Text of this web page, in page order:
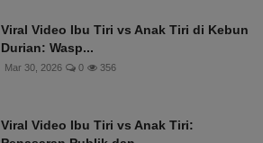
Viral Video Ibu Tiri vs Anak Tiri di Kebun
Durian: Wasp...
Mar 30, 2026 0 356
Viral Video Ibu Tiri vs Anak Tiri: